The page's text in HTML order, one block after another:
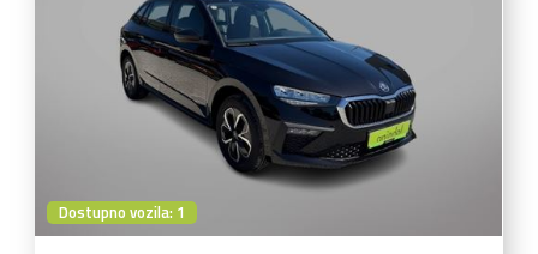
Dostupno vozila: 1